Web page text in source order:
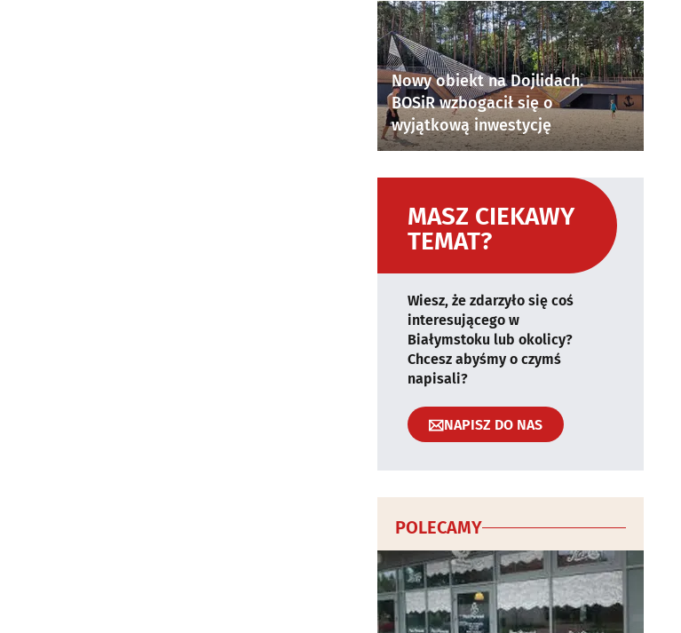
Nowy obiekt na Dojlidach.
BOSiR wzbogacił się o
wyjątkową inwestycję
MASZ CIEKAWY
TEMAT?
Wiesz, że zdarzyło się coś
interesującego w
Białymstoku lub okolicy?
Chcesz abyśmy o czymś
napisali?
NAPISZ DO NAS
POLECAMY